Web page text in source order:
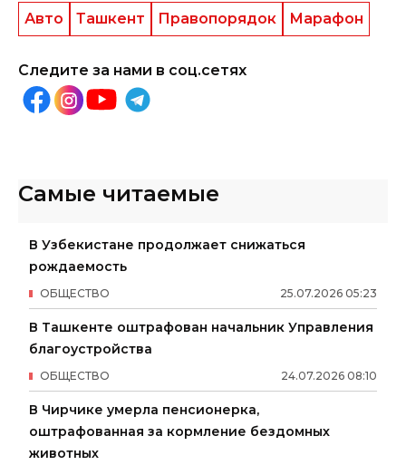
Авто Ташкент Правопорядок Марафон
Следите за нами в соц.сетях
Самые читаемые
В Узбекистане продолжает снижаться
рождаемость
25.07.2026 05:23
ОБЩЕСТВО
В Ташкенте оштрафован начальник Управления
благоустройства
24.07.2026 08:10
ОБЩЕСТВО
В Чирчике умерла пенсионерка,
оштрафованная за кормление бездомных
животных